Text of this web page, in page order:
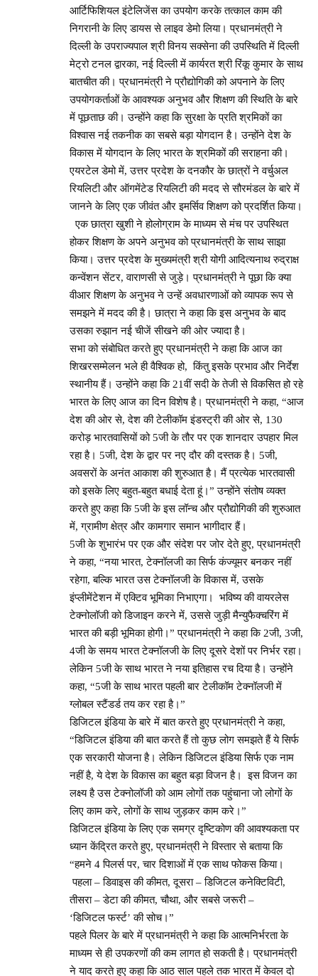
आर्टिफिशियल इंटेलिजेंस का उपयोग करके तत्काल काम की
निगरानी के लिए डायस से लाइव डेमो लिया। प्रधानमंत्री ने
दिल्ली के उपराज्यपाल श्री विनय सक्सेना की उपस्थिति में दिल्ली
मेट्रो टनल द्वारका, नई दिल्ली में कार्यरत श्री रिंकू कुमार के साथ
बातचीत की। प्रधानमंत्री ने प्रौद्योगिकी को अपनाने के लिए
उपयोगकर्ताओं के आवश्यक अनुभव और शिक्षण की स्थिति के बारे
में पूछताछ की। उन्होंने कहा कि सुरक्षा के प्रति श्रमिकों का
विश्वास नई तकनीक का सबसे बड़ा योगदान है। उन्होंने देश के
विकास में योगदान के लिए भारत के श्रमिकों की सराहना की।
एयरटेल डेमो में, उत्तर प्रदेश के दनकौर के छात्रों ने वर्चुअल
रियलिटी और ऑगमेंटेड रियलिटी की मदद से सौरमंडल के बारे में
जानने के लिए एक जीवंत और इमर्सिव शिक्षण को प्रदर्शित किया।
एक छात्रा खुशी ने होलोग्राम के माध्यम से मंच पर उपस्थित
होकर शिक्षण के अपने अनुभव को प्रधानमंत्री के साथ साझा
किया। उत्तर प्रदेश के मुख्यमंत्री श्री योगी आदित्यनाथ रुद्राक्ष
कन्वेंशन सेंटर, वाराणसी से जुड़े। प्रधानमंत्री ने पूछा कि क्या
वीआर शिक्षण के अनुभव ने उन्हें अवधारणाओं को व्यापक रूप से
समझने में मदद की है। छात्रा ने कहा कि इस अनुभव के बाद
उसका रुझान नई चीजें सीखने की ओर ज्यादा है।
सभा को संबोधित करते हुए प्रधानमंत्री ने कहा कि आज का
शिखरसम्मेलन भले ही वैश्विक हो, किंतु इसके प्रभाव और निर्देश
स्थानीय हैं। उन्होंने कहा कि 21वीं सदी के तेजी से विकसित हो रहे
भारत के लिए आज का दिन विशेष है। प्रधानमंत्री ने कहा, “आज
देश की ओर से, देश की टेलीकॉम इंडस्ट्री की ओर से, 130
करोड़ भारतवासियों को 5जी के तौर पर एक शानदार उपहार मिल
रहा है। 5जी, देश के द्वार पर नए दौर की दस्तक है। 5जी,
अवसरों के अनंत आकाश की शुरुआत है। मैं प्रत्येक भारतवासी
को इसके लिए बहुत-बहुत बधाई देता हूं।” उन्होंने संतोष व्यक्त
करते हुए कहा कि 5जी के इस लॉन्च और प्रौद्योगिकी की शुरुआत
में, ग्रामीण क्षेत्र और कामगार समान भागीदार हैं।
5जी के शुभारंभ पर एक और संदेश पर जोर देते हुए, प्रधानमंत्री
ने कहा, “नया भारत, टेक्नॉलजी का सिर्फ कंज्यूमर बनकर नहीं
रहेगा, बल्कि भारत उस टेक्नॉलजी के विकास में, उसके
इंप्लीमेंटेशन में एक्टिव भूमिका निभाएगा। भविष्य की वायरलेस
टेक्नोलॉजी को डिजाइन करने में, उससे जुड़ी मैन्युफैक्चरिंग में
भारत की बड़ी भूमिका होगी।” प्रधानमंत्री ने कहा कि 2जी, 3जी,
4जी के समय भारत टेक्नॉलजी के लिए दूसरे देशों पर निर्भर रहा।
लेकिन 5जी के साथ भारत ने नया इतिहास रच दिया है। उन्होंने
कहा, “5जी के साथ भारत पहली बार टेलीकॉम टेक्नॉलजी में
ग्लोबल स्टैंडर्ड तय कर रहा है।”
डिजिटल इंडिया के बारे में बात करते हुए प्रधानमंत्री ने कहा,
“डिजिटल इंडिया की बात करते हैं तो कुछ लोग समझते हैं ये सिर्फ
एक सरकारी योजना है। लेकिन डिजिटल इंडिया सिर्फ एक नाम
नहीं है, ये देश के विकास का बहुत बड़ा विजन है। इस विजन का
लक्ष्य है उस टेक्नोलॉजी को आम लोगों तक पहुंचाना जो लोगों के
लिए काम करे, लोगों के साथ जुड़कर काम करे।”
डिजिटल इंडिया के लिए एक समग्र दृष्टिकोण की आवश्यकता पर
ध्यान केंद्रित करते हुए, प्रधानमंत्री ने विस्तार से बताया कि
“हमने 4 पिलर्स पर, चार दिशाओं में एक साथ फोकस किया।
पहला – डिवाइस की कीमत, दूसरा – डिजिटल कनेक्टिविटी,
तीसरा – डेटा की कीमत, चौथा, और सबसे जरूरी –
‘डिजिटल फर्स्ट’ की सोच।”
पहले पिलर के बारे में प्रधानमंत्री ने कहा कि आत्मनिर्भरता के
माध्यम से ही उपकरणों की कम लागत हो सकती है। प्रधानमंत्री
ने याद करते हुए कहा कि आठ साल पहले तक भारत में केवल दो